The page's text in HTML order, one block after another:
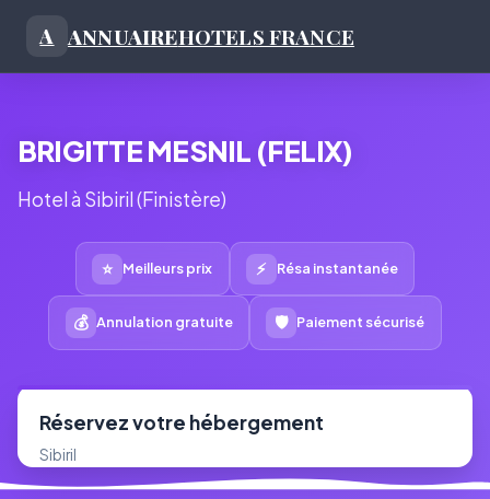
A ANNUAIREHOTELS FRANCE
BRIGITTE MESNIL (FELIX)
Hotel à Sibiril (Finistère)
⭐ Meilleurs prix ⚡ Résa instantanée
💰 Annulation gratuite 🛡 Paiement sécurisé
Réservez votre hébergement
Sibiril